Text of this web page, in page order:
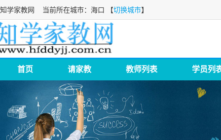
知学家教网 当前所在城市：海口 【切换城市】
首页 请家教 教师列表 学员列